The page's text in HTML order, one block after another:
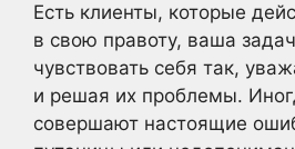
Есть клиенты, которые
в свою правоту, ваша
чувствовать себя так,
и решая их проблемы.
совершают настоящие